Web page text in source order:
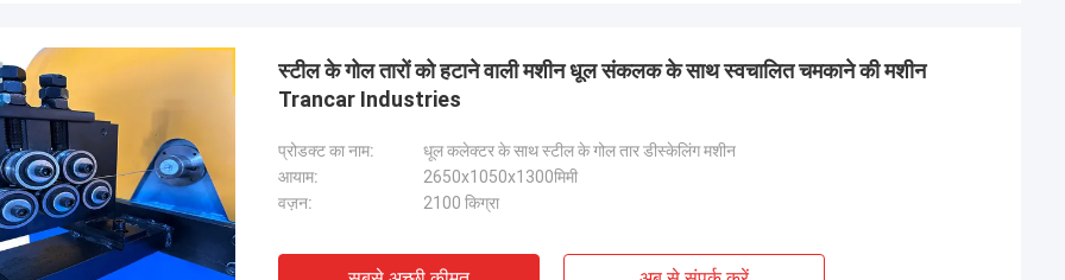
स्टील के गोल तारों को हटाने वाली मशीन धूल संकलक के साथ स्वचालित चमकाने की मशीन
Trancar Industries
प्रोडक्ट का नाम:
धूल कलेक्टर के साथ स्टील के गोल तार डीस्केलिंग मशीन
आयाम:
2650x1050x1300मिमी
वज़न:
2100 किग्रा